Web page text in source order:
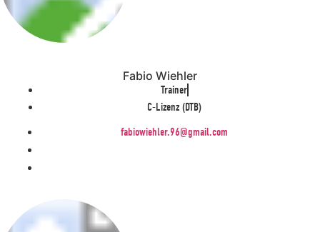
Fabio Wiehler
Trainer
C-Lizenz (DTB)
fabiowiehler.96@gmail.com